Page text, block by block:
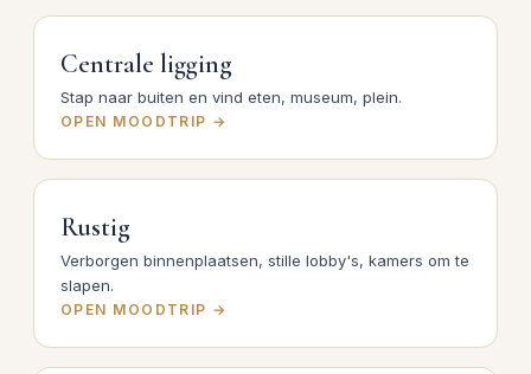
Centrale ligging
Stap naar buiten en vind eten, museum, plein.
OPEN MOODTRIP →
Rustig
Verborgen binnenplaatsen, stille lobby's, kamers om te
slapen.
OPEN MOODTRIP →